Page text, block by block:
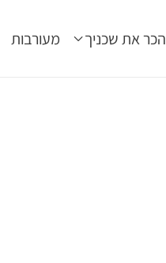
הכר את שכניך מעורבות